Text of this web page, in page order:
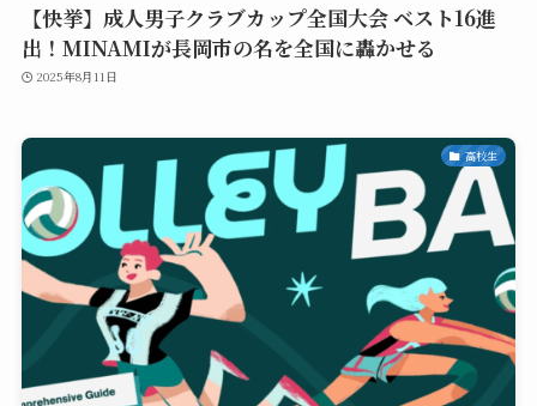
【快挙】成人男子クラブカップ全国大会 ベスト16進
出！MINAMIが長岡市の名を全国に轟かせる
2025年8月11日
高校生